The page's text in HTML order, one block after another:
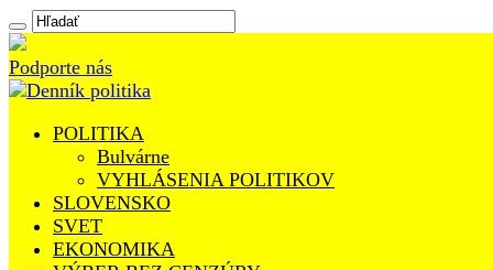
Podporte nás
POLITIKA
Bulvárne
VYHLÁSENIA POLITIKOV
SLOVENSKO
SVET
EKONOMIKA